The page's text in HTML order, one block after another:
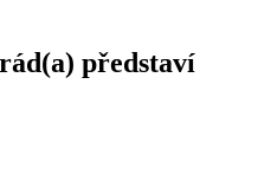
představí